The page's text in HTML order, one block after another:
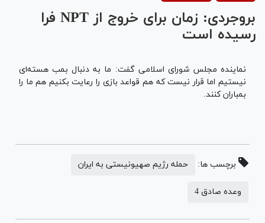
Video
بروجردی‌: زمان برای خروج از NPT فرا
رسیده است
نماینده مجلس شورای اسلامی گفت: ما به دنبال بمب هسته‌ای
نیستیم اما قرار نیست که هم قواعد بازی را رعایت بکنیم هم ما را
بمباران کنند.
برچسب ها: حمله رژیم صهیونیستی به ایران
وعده صادق 4